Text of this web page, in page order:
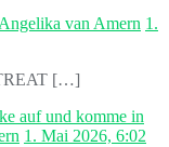
van Amern 1.
[…]
auf und komme in
1. Mai 2026, 6:02